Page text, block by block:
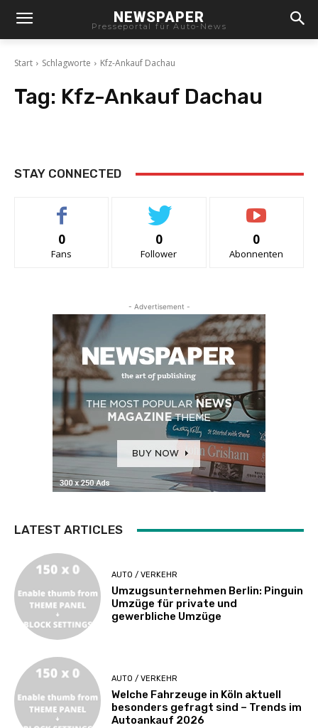
NEWSPAPER
Presseportal für Auto-News
Start Schlagworte Kfz-Ankauf Dachau
Tag: Kfz-Ankauf Dachau
STAY CONNECTED
0
Fans
0
Follower
0
Abonnenten
- Advertisement -
LATEST ARTICLES
AUTO / VERKEHR
Umzugsunternehmen Berlin: Pinguin
Umzüge für private und
gewerbliche Umzüge
AUTO / VERKEHR
Welche Fahrzeuge in Köln aktuell
besonders gefragt sind – Trends im
Autoankauf 2026